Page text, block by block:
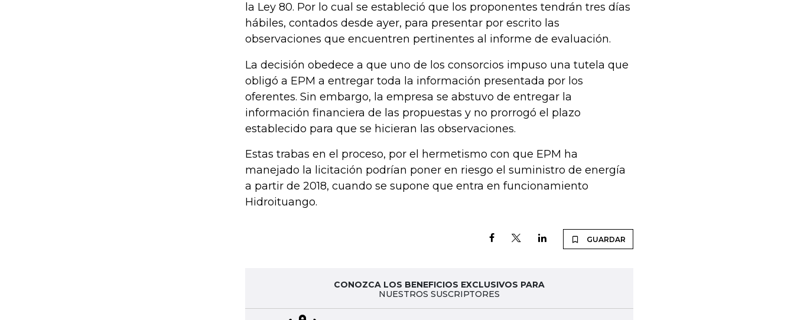
la Ley 80. Por lo cual se estableció que los proponentes tendrán tres días
hábiles, contados desde ayer, para presentar por escrito las
observaciones que encuentren pertinentes al informe de evaluación.
La decisión obedece a que uno de los consorcios impuso una tutela que
obligó a EPM a entregar toda la información presentada por los
oferentes. Sin embargo, la empresa se abstuvo de entregar la
información financiera de las propuestas y no prorrogó el plazo
establecido para que se hicieran las observaciones.
Estas trabas en el proceso, por el hermetismo con que EPM ha
manejado la licitación podrían poner en riesgo el suministro de energía
a partir de 2018, cuando se supone que entra en funcionamiento
Hidroituango.
GUARDAR
CONOZCA LOS BENEFICIOS EXCLUSIVOS PARA
NUESTROS SUSCRIPTORES